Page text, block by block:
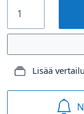
Lisää